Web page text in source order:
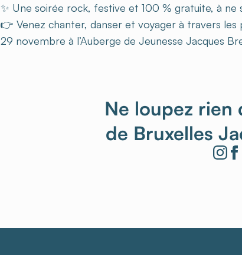
✨ Une soirée rock, festive et 100 % gratuite, à ne
👉 Venez chanter, danser et voyager à travers les
29 novembre à l’Auberge de Jeunesse Jacques
Ne loupez rien
de Bruxelles